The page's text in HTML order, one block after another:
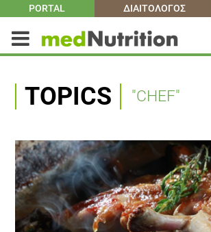
PORTAL ΔΙΑΙΤΟΛΟΓΟΣ
TOPICS "CHEF"